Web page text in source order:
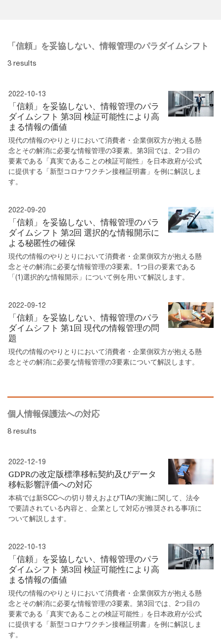
「信頼」を妥協しない、情報管理のパラダイムシフト
3 results
2022-10-13
「信頼」を妥協しない、情報管理のパラ
ダイムシフト 第3回 検証可能性により高
まる情報の価値
現代の情報のやりとりにおいて消費者・企業側双方が抱える懸
念とその解消に必要な情報管理の3要素。第3回では、2つ目の
要素である「真実であることの検証可能性」を日本政府が公式
に提供する「新型コロナワクチン接種証明書」を例に解説しま
す。
2022-09-20
「信頼」を妥協しない、情報管理のパラ
ダイムシフト 第2回 選択的な情報開示に
よる秘匿性の確保
現代の情報のやりとりにおいて消費者・企業側双方が抱える懸
念とその解消に必要な情報管理の3要素。1つ目の要素である
「(1)選択的な情報開示」について例を用いて解説します。
2022-09-12
「信頼」を妥協しない、情報管理のパラ
ダイムシフト 第1回 現代の情報管理の問
題
現代の情報のやりとりにおいて消費者・企業側双方が抱える懸
念とその解消に必要な情報管理の3要素について解説します。
個人情報保護法への対応
8 results
2022-12-19
GDPRの改定版標準移転契約及びデータ
移転影響評価への対応
本稿では新SCCへの切り替えおよびTIAの実施に関して、法令
で要請されている内容と、企業として対応が推奨される事項に
ついて解説します。
2022-10-13
「信頼」を妥協しない、情報管理のパラ
ダイムシフト 第3回 検証可能性により高
まる情報の価値
現代の情報のやりとりにおいて消費者・企業側双方が抱える懸
念とその解消に必要な情報管理の3要素。第3回では、2つ目の
要素である「真実であることの検証可能性」を日本政府が公式
に提供する「新型コロナワクチン接種証明書」を例に解説しま
す。